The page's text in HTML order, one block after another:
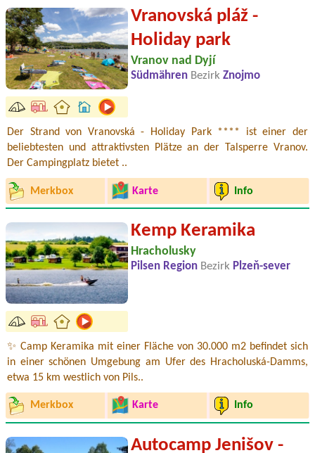
Vranovská pláž -
Holiday park
Vranov nad Dyjí
Südmähren Bezirk Znojmo
Der Strand von Vranovská - Holiday Park **** ist einer der
beliebtesten und attraktivsten Plätze an der Talsperre Vranov.
Der Campingplatz bietet ..
Merkbox Karte Info
Kemp Keramika
Hracholusky
Pilsen Region Bezirk Plzeň-sever
✨ Camp Keramika mit einer Fläche von 30.000 m2 befindet sich
in einer schönen Umgebung am Ufer des Hracholuská-Damms,
etwa 15 km westlich von Pils..
Merkbox Karte Info
Autocamp Jenišov -